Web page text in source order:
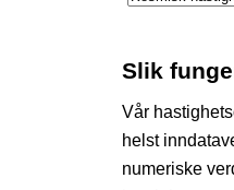
Slik
Vår
helst
numeriske